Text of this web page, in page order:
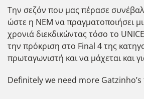
Την σεζόν που μας πέρασε
ώστε η ΝΕΜ να πραγματοποιήσει
χρονιά διεκδικώντας τόσο το
την πρόκριση στο Final 4 της
πρωταγωνιστή και να μάχεται και
Definitely we need more Gatzinho’s